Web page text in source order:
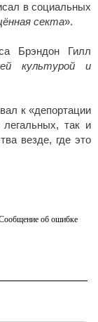
в социальных
секта».
Брэндон Гилл
культурой и
к «депортации
так и
везде, где это
об ошибке